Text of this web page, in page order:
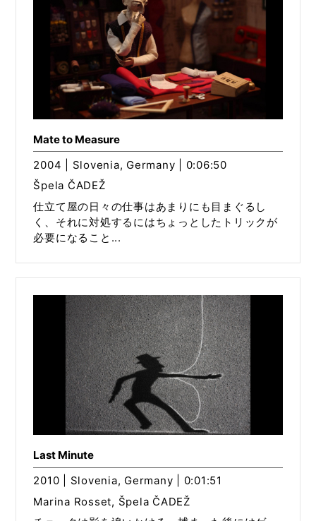
Mate to Measure
2004 | Slovenia, Germany | 0:06:50
Špela ČADEŽ
仕立て屋の日々の仕事はあまりにも目まぐるし
く、それに対処するにはちょっとしたトリックが
必要になること...
Last Minute
2010 | Slovenia, Germany | 0:01:51
Marina Rosset, Špela ČADEŽ